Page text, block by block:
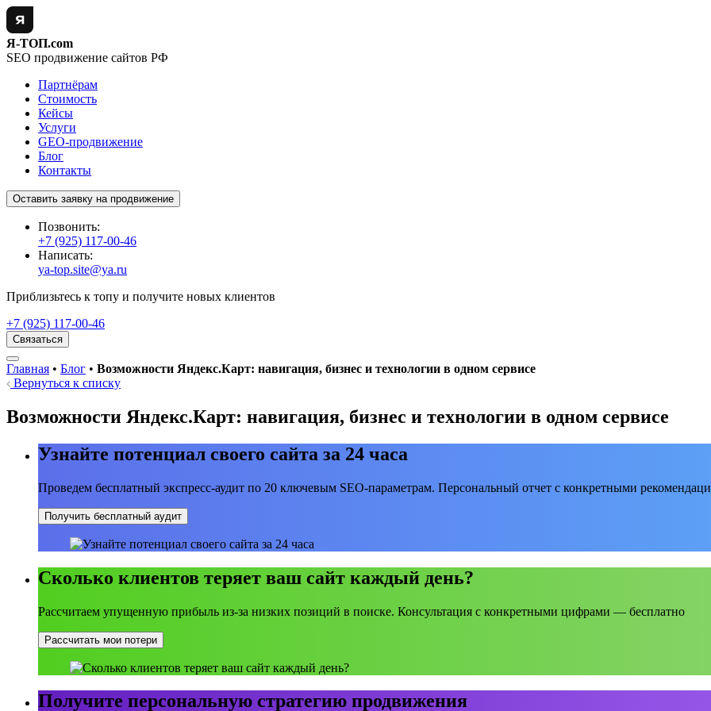
Я-ТОП.com
SEO продвижение сайтов РФ
Партнёрам
Стоимость
Кейсы
Услуги
GEO-продвижение
Блог
Контакты
Оставить заявку на продвижение
Позвонить:
+7 (925) 117-00-46
Написать:
ya-top.site@ya.ru
Приблизьтесь к топу и получите новых клиентов
+7 (925) 117-00-46
Связаться
Главная • Блог • Возможности Яндекс.Карт: навигация, бизнес и технологии в одном сервисе
Вернуться к списку
Возможности Яндекс.Карт: навигация, бизнес и технологии в одном сервисе
Узнайте потенциал своего сайта за 24 часа
Проведем бесплатный экспресс-аудит по 20 ключевым SEO-параметрам. Персональный отчет с конкретными
Получить бесплатный аудит
Сколько клиентов теряет ваш сайт каждый день?
Рассчитаем упущенную прибыль из-за низких позиций в поиске. Консультация с конкретными цифрами — бесплатно
Рассчитать мои потери
Получите персональную стратегию продвижения